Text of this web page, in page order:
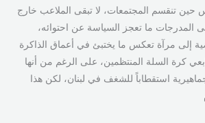
حين تنقسم المجتمعات، لا تبقى الملاعب خارج
المدرجات ما تعجز السياسة عن احتوائه،
إلى مرآة تعكس ما يختبئ في أعماق الذاكرة
كرة السلة المنتظمين، على الرغم من أنها
استقطاباً للشغف في لبنان، لكن هذا